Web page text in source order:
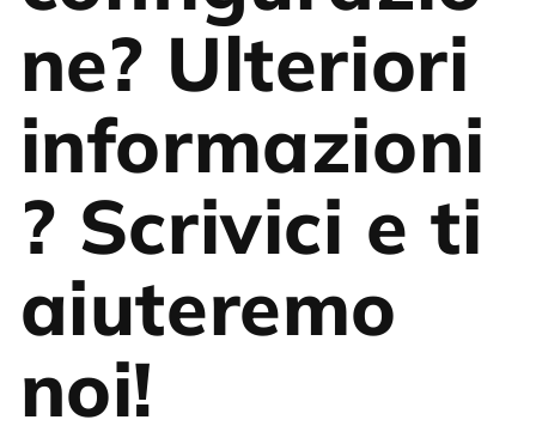
ne? Ulteriori
informazioni
? Scrivici e ti
aiuteremo
noi!